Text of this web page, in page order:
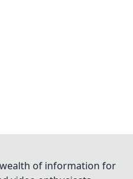
of information for